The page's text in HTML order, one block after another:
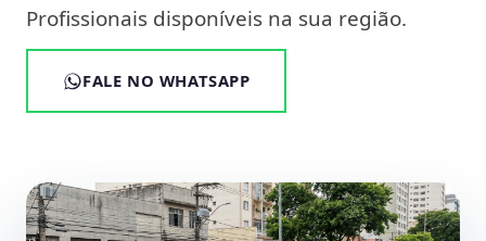
Profissionais disponíveis na sua região.
FALE NO WHATSAPP